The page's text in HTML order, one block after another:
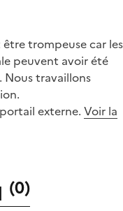
trompeuse car les
peuvent avoir été
Nous travaillons
externe. Voir la
(0)